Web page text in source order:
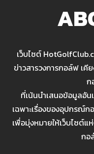
เว็บไซต์
ข่าวสารวงการกอล์ฟ เ
ก
ที่เน้นนำเสนอข้อมูลอั
เฉพาะเรื่องของอุปกรณ์ก
เพื่อมุ่งหมายให้เว็บไซต์
กอ